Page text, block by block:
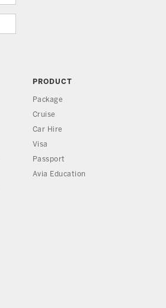
PRODUCT
Package
Cruise
Car Hire
Visa
Passport
Avia Education